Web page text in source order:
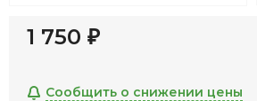
1 750 ₽
Сообщить о снижении цены